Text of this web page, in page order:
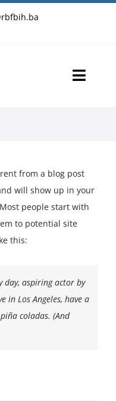
Službene objave
Vijesti
English
from a blog post
will show up in your
people start with
to potential site
this:
day, aspiring actor by
in Los Angeles, have a
coladas. (And